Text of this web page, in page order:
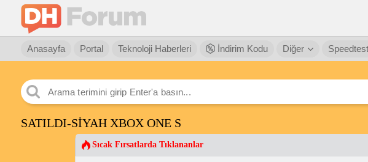
Anasayfa Portal Teknoloji Haberleri İndirim Kodu Diğer Speedtest
SATILDI-SİYAH XBOX ONE S
Sıcak Fırsatlarda Tıklananlar